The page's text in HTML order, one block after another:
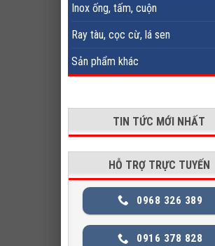
Inox ống, tấm, cuộn
Ray tàu, cọc cừ, lá sen
Sản phẩm khác
TIN TỨC MỚI NHẤT
HỖ TRỢ TRỰC TUYẾN
0968 326 389
0916 378 828